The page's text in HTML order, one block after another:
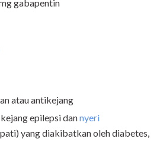
gabapentin
atau antikejang
epilepsidannyeri
yang diakibatkan oleh diabetes,